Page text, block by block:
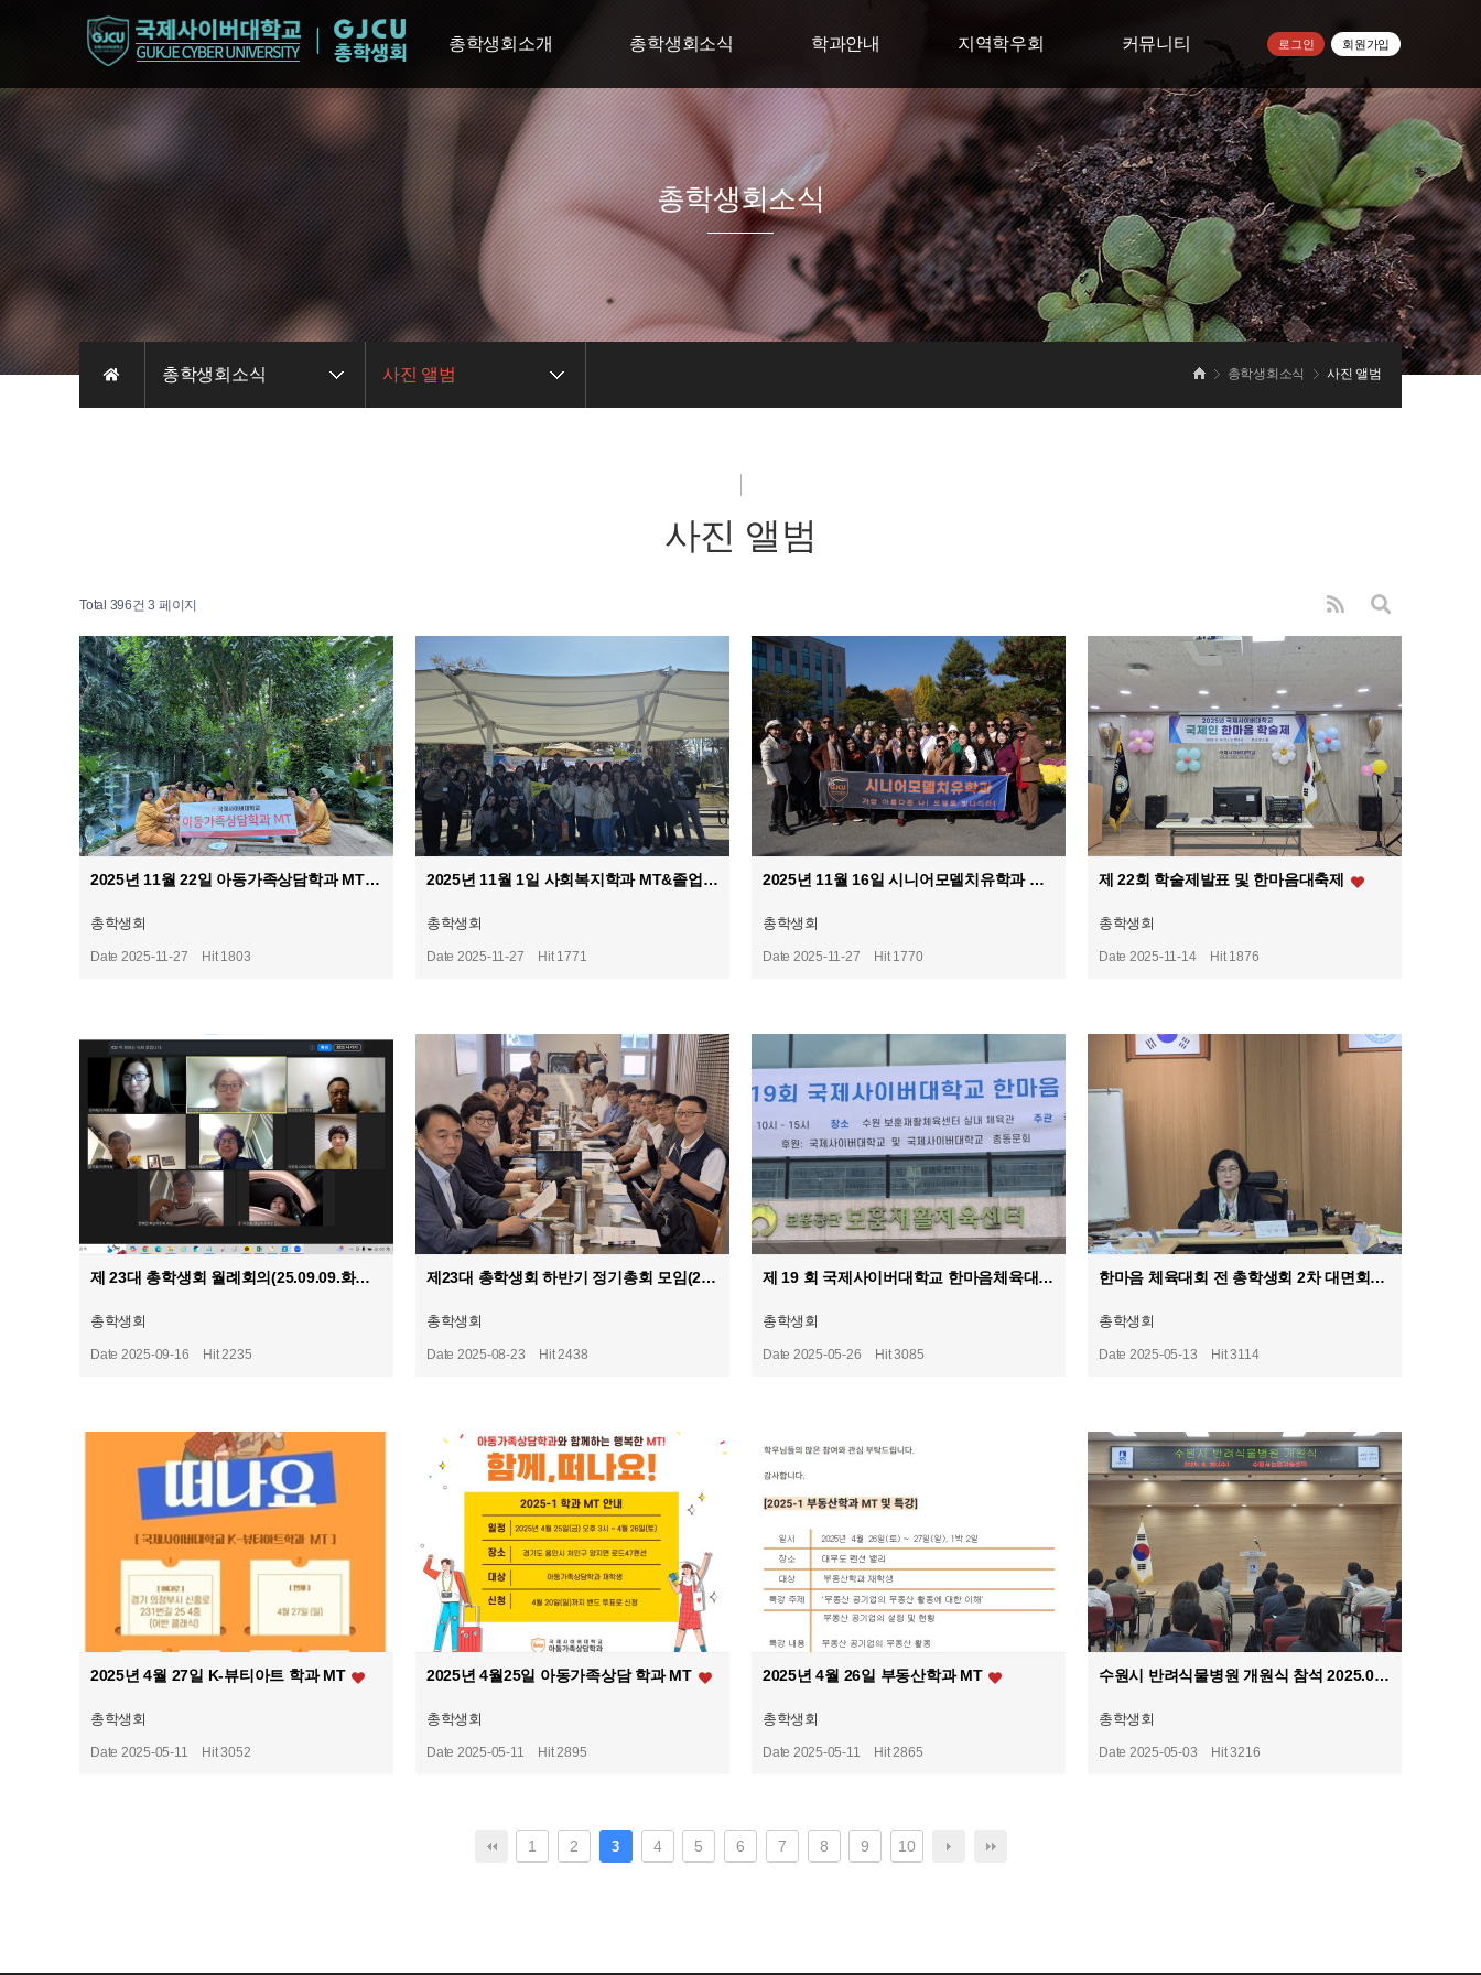
총학생회소개
총학생회장 인사말
조직도
총학생회 연혁
총학생회 회칙
총학생회 오시는길
총학생회소식
총학생회 일정
사진앨범
중앙선거 관리위윈회
학과안내
스마트경영학부
휴먼복지학부
상담학부
ICT 공학부
K-컬쳐학부
지역학우회
지역학우회 모임방
지역학우회 소식
지역학우회 사진
커뮤니티
공지사항
자주하는질문
건의사항
학교소식
로그인 회원가입
총학생회소식 사진 앨범 총학생회소식 사진 앨범
총학생회소식
사진 앨범
Total 396건 3 페이지
2025년 11월 22일 아동가족상담학과 MT
총학생회
Date 2025-11-27 Hit 1803
2025년 11월 1일 사회복지학과 MT&졸업여행
총학생회
Date 2025-11-27 Hit 1771
2025년 11월 16일 시니어모델치유학과 MT
총학생회
Date 2025-11-27 Hit 1770
제 22회 학술제발표 및 한마음대축제
총학생회
Date 2025-11-14 Hit 1876
제 23대 총학생회 월례회의(25.09.09.화요일)
총학생회
Date 2025-09-16 Hit 2235
제23대 총학생회 하반기 정기총회 모임(25.08.15.금)
총학생회
Date 2025-08-23 Hit 2438
제 19 회 국제사이버대학교 한마음체육대회 (2025.05.17.토)
총학생회
Date 2025-05-26 Hit 3085
한마음 체육대회 전 총학생회 2차 대면회의 모임(2025.05.12.월)
총학생회
Date 2025-05-13 Hit 3114
2025년 4월 27일 K-뷰티아트 학과 MT
총학생회
Date 2025-05-11 Hit 3052
2025년 4월25일 아동가족상담 학과 MT
총학생회
Date 2025-05-11 Hit 2895
2025년 4월 26일 부동산학과 MT
총학생회
Date 2025-05-11 Hit 2865
수원시 반려식물병원 개원식 참석 2025.04.30 (수)
총학생회
Date 2025-05-03 Hit 3216
1 2 3 4 5 6 7 8 9 10